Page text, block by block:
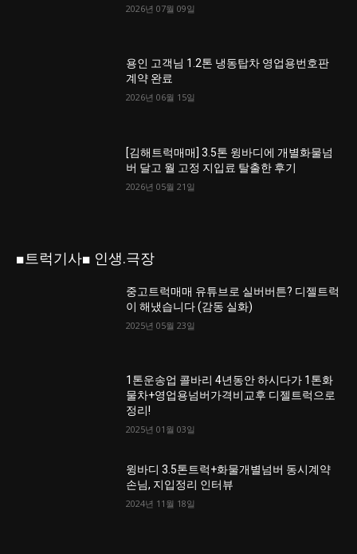
2026년 07월 09일
용인 고객님 1.2톤 냉동탑차 영업용번호판
계약 완료
2026년 06월 15일
[김해트럭매매] 3.5톤 윙바디에 개별화물넘
버 달고 월 고정 지입료 탈출한 후기
2026년 05월 21일
■트럭기사■ 인생.극장
중고트럭매매 유튜브로 실버버튼? 디젤트럭
이 해냈습니다 (감동 실화)
2025년 05월 23일
1톤운송업 콜바리 4년동안 하시다가 1톤화
물차+영업용넘버가격비교후 디젤트럭으로
정리!
2025년 01월 03일
윙바디 3.5톤트럭+화물개별넘버 동시계약
손님, 지입정리 인터뷰
2024년 11월 18일